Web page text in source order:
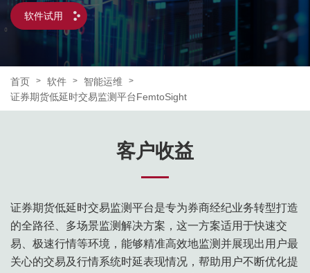
软件试用
首页 > 软件 > 智能运维 >
证券期货低延时交易监测平台FemtoSight
客户收益
证券期货低延时交易监测平台是专为券商经纪业务转型打造
的全路径、多场景监测解决方案，这一方案适用于快速交
易、极速行情等环境，能够精准高效地监测并展现出用户最
关心的交易及行情系统时延表现情况，帮助用户不断优化提